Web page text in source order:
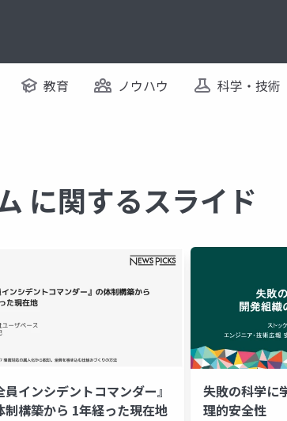
教育 ノウハウ 科学・技術
に関するスライド
員インシデントコマンダー』
制構築から 1年経った現在地
失敗の科学
理的安全性